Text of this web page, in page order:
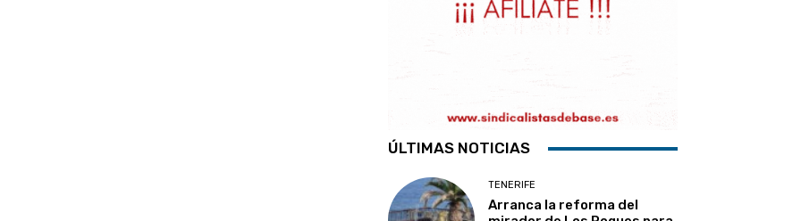
ÚLTIMAS NOTICIAS
TENERIFE
Arranca la reforma del